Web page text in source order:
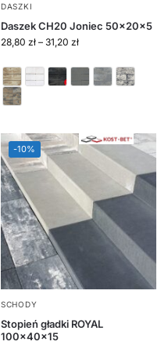
DASZKI
Daszek CH20 Joniec 50x20x5
28,80 zł – 31,20 zł
-10%
SCHODY
Stopień gładki ROYAL
100x40x15